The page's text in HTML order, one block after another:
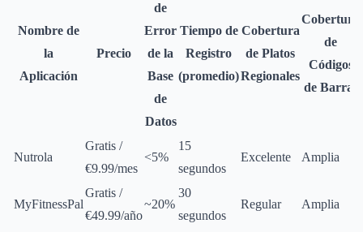
Nombre de
la
Aplicación
Precio
de
Error
de la
Base
de
Datos
Tiempo de
Registro
(promedio)
Cobertura
de Platos
Regionales
Cobertura
de
Códigos
de Barras
Nutrola
Gratis /
€9.99/mes
<5%
15
segundos
Excelente Amplia
MyFitnessPal
Gratis /
€49.99/año
~20%
30
segundos
Regular Amplia